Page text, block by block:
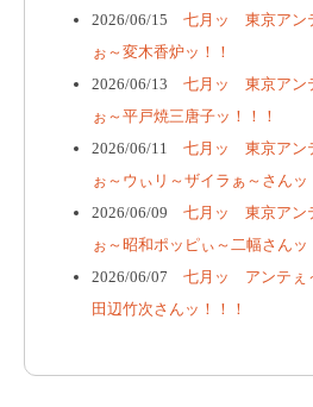
2026/06/15 七月ッ 東京アン
ぉ～変木香炉ッ！！
2026/06/13 七月ッ 東京アン
ぉ～平戸焼三唐子ッ！！！
2026/06/11
七月ッ 東京アン
ぉ～ウぃリ～ザイラぁ～さんッ
2026/06/09 七月ッ 東京アン
ぉ～昭和ポッピぃ～二幅さんッ
2026/06/07 七月ッ アンテぇ
田辺竹次さんッ！！！